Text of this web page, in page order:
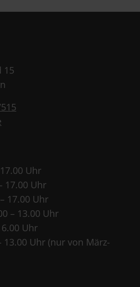
15
Uhr
17.00 Uhr
17.00 Uhr
– 13.00 Uhr
Uhr
13.00 Uhr (nur von März-